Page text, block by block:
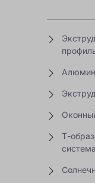
Т-
система